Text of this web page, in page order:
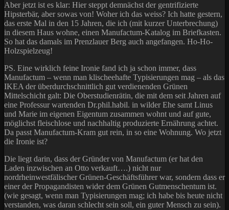
Aber jetzt ist es klar: Hier steppt demnächst der gentrifizierte
Hipsterbär, aber sowas von! Woher ich das weiss? Ich hatte gestern,
das erste Mal in den 15 Jahren, die ich (mit kurzer Unterbrechung)
in diesem Haus wohne, einen Manufactum-Katalog im Briefkasten.
So hat das damals im Prenzlauer Berg auch angefangen. Ho-Ho-
Holzspielzeug!
PS. Eine wirklich feine Ironie fand ich ja schon immer, dass
Manufactum – wenn man klischeehafte Typisierungen mag – als das
IKEA der überdurchschnittlich gut verdienenden Grünen
Mittelschicht galt: Die Oberstudienrätin, die mit dem seit Jahren auf
eine Professur wartenden Dr.phil.habil. in wilder Ehe samt Linus
und Marie im eigenen Eigentum zusammen wohnt und auf gute,
möglichst fleischlose und nachhaltig produzierte Ernährung achtet.
Da passt Manufactum-Kram gut rein, in so eine Wohnung. Wo jetzt
die Ironie ist?
Die liegt darin, dass der Gründer von Manufactum (er hat den
Laden inzwischen an Otto verkauft….) nicht nur
nordrheinwestfälischer Grünen-Geschäftsführer war, sondern dass er
einer der Propagandisten wider dem Grünen Gutmenschentum ist.
(wie gesagt, wenn man Typisierungen mag; ich habe bis heute nicht
verstanden, was daran schlecht sein soll, ein guter Mensch zu sein).